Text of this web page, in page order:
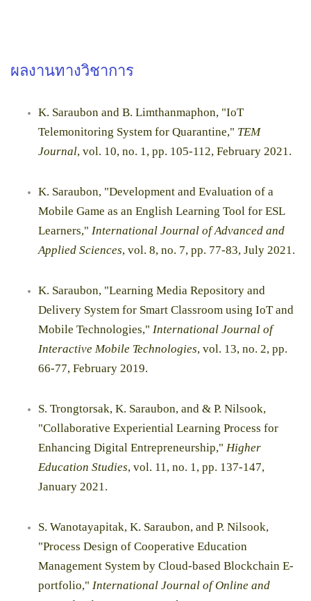
ผลงานทางวิชาการ
K. Saraubon and B. Limthanmaphon, "IoT
Telemonitoring System for Quarantine," TEM
Journal, vol. 10, no. 1, pp. 105-112, February 2021.
K. Saraubon, "Development and Evaluation of a
Mobile Game as an English Learning Tool for ESL
Learners," International Journal of Advanced and
Applied Sciences, vol. 8, no. 7, pp. 77-83, July 2021.
K. Saraubon, "Learning Media Repository and
Delivery System for Smart Classroom using IoT and
Mobile Technologies," International Journal of
Interactive Mobile Technologies, vol. 13, no. 2, pp.
66-77, February 2019.
S. Trongtorsak, K. Saraubon, and & P. Nilsook,
"Collaborative Experiential Learning Process for
Enhancing Digital Entrepreneurship," Higher
Education Studies, vol. 11, no. 1, pp. 137-147,
January 2021.
S. Wanotayapitak, K. Saraubon, and P. Nilsook,
"Process Design of Cooperative Education
Management System by Cloud-based Blockchain E-
portfolio," International Journal of Online and